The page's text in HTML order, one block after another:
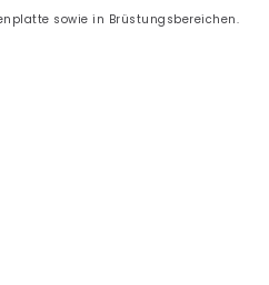
sowie in Brüstungsbereichen.